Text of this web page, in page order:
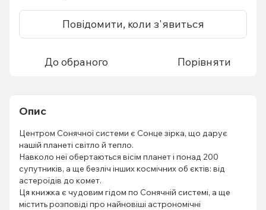
Повідомити, коли з'явиться
До обраного Порівняти
Опис
Центром Сонячної системи є Сонце зірка, що дарує
нашій планеті світло й тепло.
Навколо неї обертаються вісім планет і понад 200
супутників, а ще безліч інших космічних об єктів: від
астероїдів до комет.
Ця книжка є чудовим гідом по Сонячній системі, а ще
містить розповіді про найновіші астрономічні